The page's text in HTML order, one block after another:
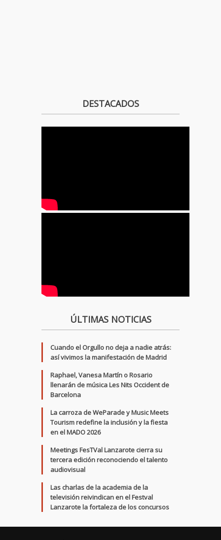
DESTACADOS
ÚLTIMAS NOTICIAS
Cuando el Orgullo no deja a nadie atrás:
así vivimos la manifestación de Madrid
Raphael, Vanesa Martín o Rosario
llenarán de música Les Nits Occident de
Barcelona
La carroza de WeParade y Music Meets
Tourism redefine la inclusión y la fiesta
en el MADO 2026
Meetings FesTVal Lanzarote cierra su
tercera edición reconociendo el talento
audiovisual
Las charlas de la academia de la
televisión reivindican en el Festval
Lanzarote la fortaleza de los concursos